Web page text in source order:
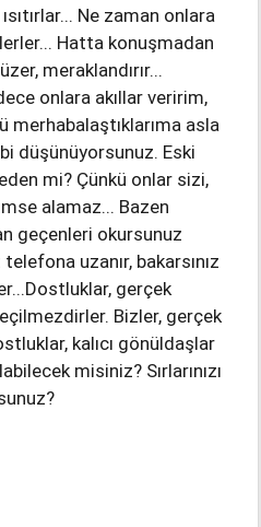
Ne zaman onlara
Hatta konuşmadan
meraklandırır...
onlara akıllar veririm,
merhabalaştıklarıma asla
düşünüyorsunuz. Eski
mi? Çünkü onlar sizi,
alamaz... Bazen
geçenleri okursunuz
uzanır, bakarsınız
gerçek
Bizler, gerçek
kalıcı gönüldaşlar
misiniz? Sırlarınızı